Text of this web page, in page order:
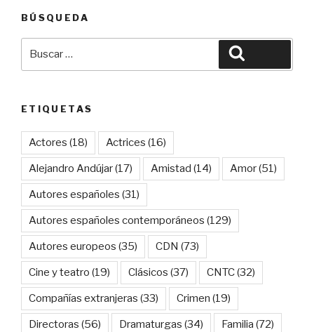
BÚSQUEDA
ETIQUETAS
Actores (18) Actrices (16)
Alejandro Andújar(17) Amistad (14) Amor(51)
Autores españoles (31)
Autores españoles contemporáneos (129)
Autores europeos (35) CDN (73)
Cine y teatro (19) Clásicos (37) CNTC(32)
Compañías extranjeras (33) Crimen (19)
Directoras (56) Dramaturgas (34) Familia (72)